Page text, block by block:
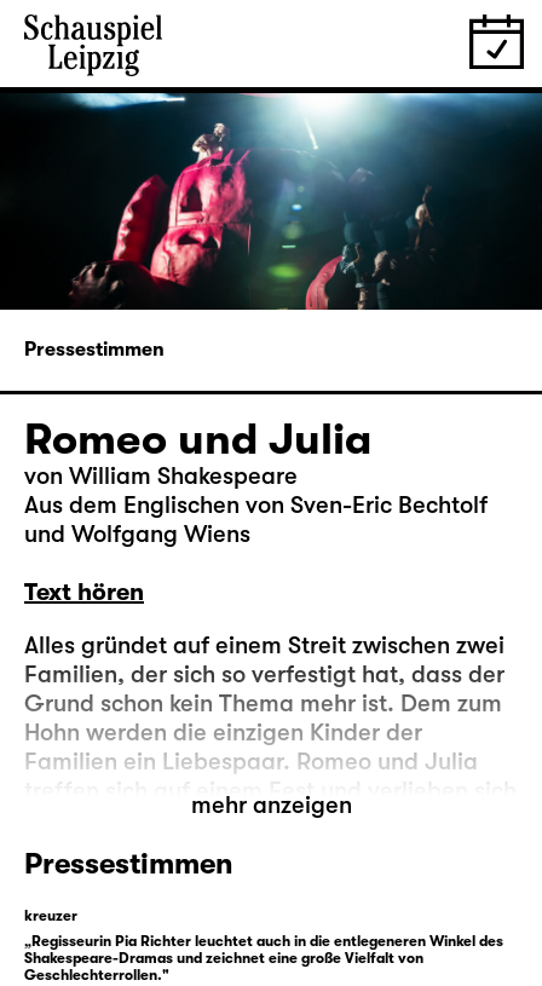
Pressestimmen
Romeo und Julia
von William Shakespeare
Aus dem Englischen von Sven-Eric Bechtolf
und Wolfgang Wiens
Text hören
Alles gründet auf einem Streit zwischen zwei
Familien, der sich so verfestigt hat, dass der
Grund schon kein Thema mehr ist. Dem zum
Hohn werden die einzigen Kinder der
Familien ein Liebespaar. Romeo und Julia
treffen sich auf einem Fest und verlieben sich
auf den ersten Blick. Der Streit der Eltern
hindert sie nicht an ihrem Entschluss,
zusammen zu sein: Sie heiraten heimlich.
Dies könnte ein Anlass zur Aussöhnung beider
Lager sein. Doch ihr Versprechen aneinander
wird weiter auf die Probe gestellt: Julia soll
mehr anzeigen
Pressestimmen
kreuzer
„Regisseurin Pia Richter leuchtet auch in die entlegeneren Winkel des
Shakespeare-Dramas und zeichnet eine große Vielfalt von
Geschlechterrollen."